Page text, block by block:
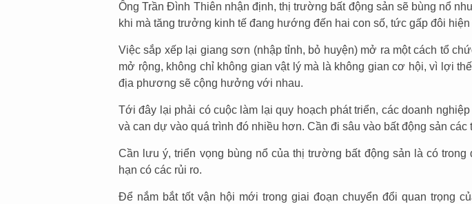
Ông Trần Đình Thiên nhận định, thị trường bất động sản sẽ bùng nổ
khi mà tăng trưởng kinh tế đang hướng đến hai con số, tức gấp đôi hiện
Việc sắp xếp lại giang sơn (nhập tỉnh, bỏ huyện) mở ra một cách tổ
mở rộng, không chỉ không gian vật lý mà là không gian cơ hội, vì lợi
địa phương sẽ cộng hưởng với nhau.
Tới đây lại phải có cuộc làm lại quy hoạch phát triển, các doanh
và can dự vào quá trình đó nhiều hơn. Cần đi sâu vào bất động sản các
Cần lưu ý, triển vọng bùng nổ của thị trường bất động sản là có trong
hạn có các rủi ro.
Để nắm bắt tốt vận hội mới trong giai đoạn chuyển đổi quan trọng